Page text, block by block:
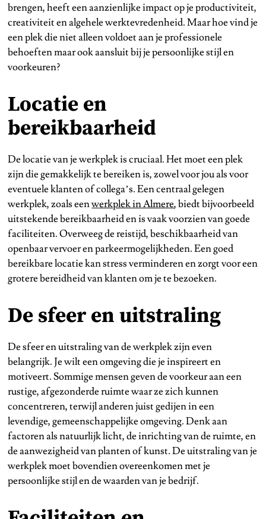
brengen, heeft een aanzienlijke impact op je productiviteit,
creativiteit en algehele werktevredenheid. Maar hoe vind je
een plek die niet alleen voldoet aan je professionele
behoeften maar ook aansluit bij je persoonlijke stijl en
voorkeuren?
Locatie en
bereikbaarheid
De locatie van je werkplek is cruciaal. Het moet een plek
zijn die gemakkelijk te bereiken is, zowel voor jou als voor
eventuele klanten of collega’s. Een centraal gelegen
werkplek, zoals eenwerkplek in Almere, biedt bijvoorbeeld
uitstekende bereikbaarheid en is vaak voorzien van goede
faciliteiten. Overweeg de reistijd, beschikbaarheid van
openbaar vervoer en parkeermogelijkheden. Een goed
bereikbare locatie kan stress verminderen en zorgt voor een
grotere bereidheid van klanten om je te bezoeken.
De sfeer en uitstraling
De sfeer en uitstraling van de werkplek zijn even
belangrijk. Je wilt een omgeving die je inspireert en
motiveert. Sommige mensen geven de voorkeur aan een
rustige, afgezonderde ruimte waar ze zich kunnen
concentreren, terwijl anderen juist gedijen in een
levendige, gemeenschappelijke omgeving. Denk aan
factoren als natuurlijk licht, de inrichting van de ruimte, en
de aanwezigheid van planten of kunst. De uitstraling van je
werkplek moet bovendien overeenkomen met je
persoonlijke stijl en de waarden van je bedrijf.